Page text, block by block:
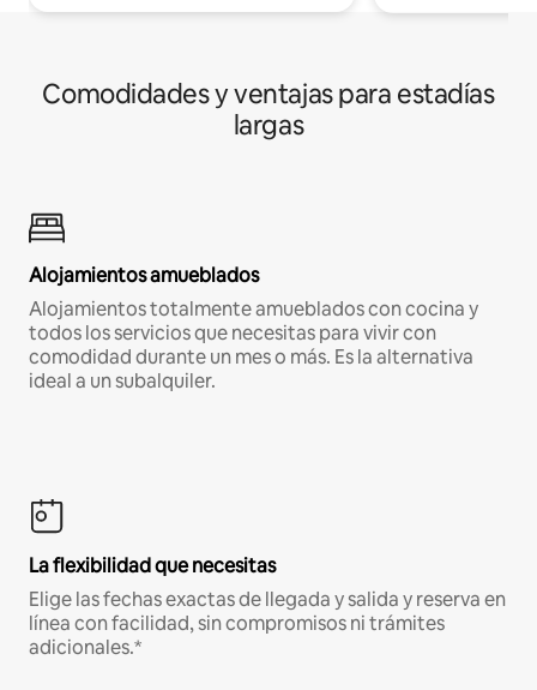
Comodidades y ventajas para estadías
largas
Alojamientos amueblados
Alojamientos totalmente amueblados con cocina y
todos los servicios que necesitas para vivir con
comodidad durante un mes o más. Es la alternativa
ideal a un subalquiler.
La flexibilidad que necesitas
Elige las fechas exactas de llegada y salida y reserva en
línea con facilidad, sin compromisos ni trámites
adicionales.*